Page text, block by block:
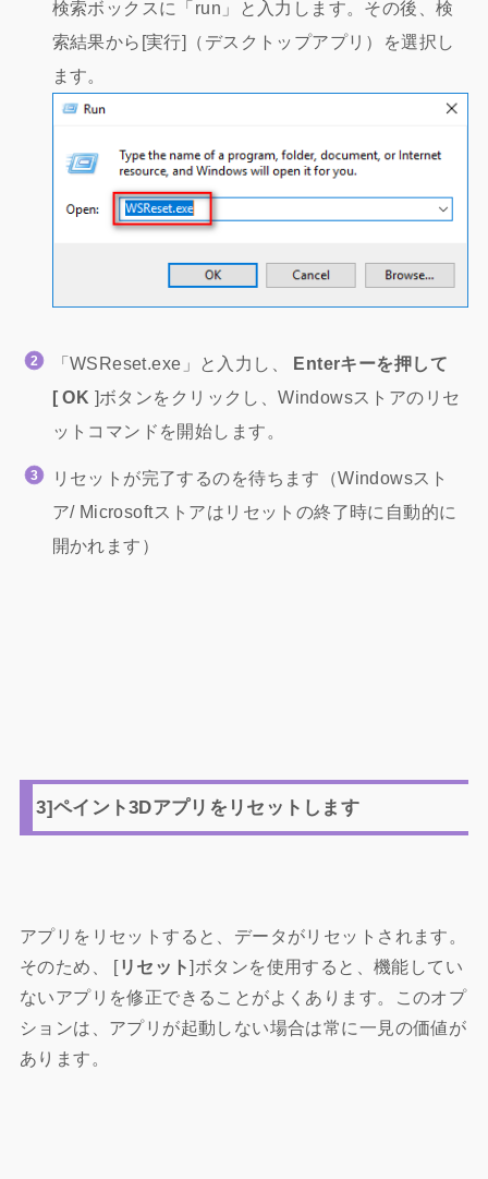
検索ボックスに「run」と入力します。その後、検
索結果から[実行]（デスクトップアプリ）を選択し
ます。
「WSReset.exe」と入力し、
Enterキーを押して
[OK ]ボタンをクリックし、Windowsストアのリセ
ットコマンドを開始します。
リセットが完了するのを待ちます（Windowsスト
ア/ Microsoftストアはリセットの終了時に自動的に
開かれます）
3]ペイント3Dアプリをリセットします
アプリをリセットすると、データがリセットされます。
そのため、 [リセット]ボタンを使用すると、機能してい
ないアプリを修正できることがよくあります。このオプ
ションは、アプリが起動しない場合は常に一見の価値が
あります。